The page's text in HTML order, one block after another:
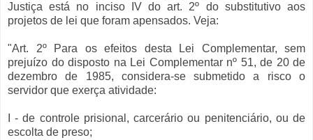
Justiça está no inciso IV do art. 2º do substitutivo aos
projetos de lei que foram apensados. Veja:
"Art. 2º Para os efeitos desta Lei Complementar, sem
prejuízo do disposto na Lei Complementar nº 51, de 20 de
dezembro de 1985, considera-se submetido a risco o
servidor que exerça atividade:
I - de controle prisional, carcerário ou penitenciário, ou de
escolta de preso;